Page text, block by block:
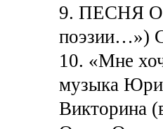
9. ПЕСНЯ О
поэзии…»)
10. «Мне
музыка
Викторина